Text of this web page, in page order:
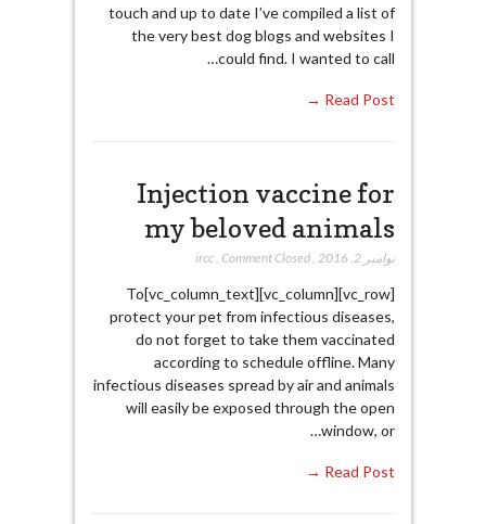
touch and up to date I’ve compiled a list of
the very best dog blogs and websites I
could find. I wanted to call…
Read Post →
Injection vaccine for
my beloved animals
نوامبر 2, 2016 ,
ircc, Comment Closed
[vc_row][vc_column][vc_column_text]To
protect your pet from infectious diseases,
do not forget to take them vaccinated
according to schedule offline. Many
infectious diseases spread by air and animals
will easily be exposed through the open
window, or…
Read Post →